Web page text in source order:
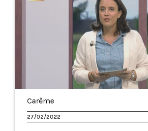
Carême
27/02/2022